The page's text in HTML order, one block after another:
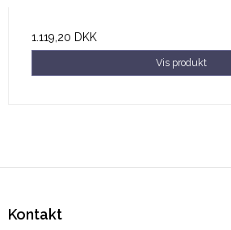
1.119,20 DKK
Vis produkt
Kontakt